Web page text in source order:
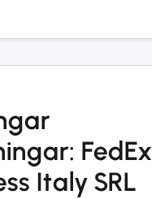
FedEx
Italy SRL